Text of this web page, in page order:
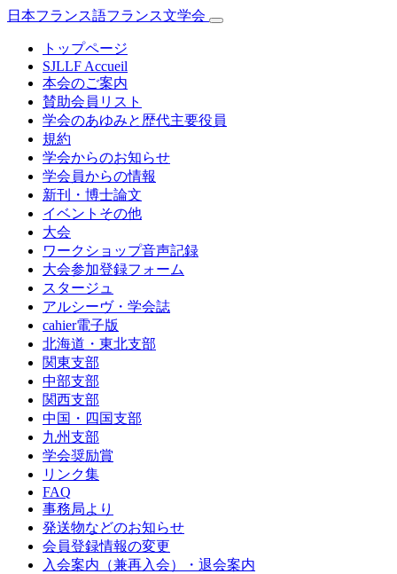
日本フランス語フランス文学会
トップページ
SJLLF Accueil
本会のご案内
賛助会員リスト
学会のあゆみと歴代主要役員
規約
学会からのお知らせ
学会員からの情報
新刊・博士論文
イベントその他
大会
ワークショップ音声記録
大会参加登録フォーム
スタージュ
アルシーヴ・学会誌
cahier電子版
北海道・東北支部
関東支部
中部支部
関西支部
中国・四国支部
九州支部
学会奨励賞
リンク集
FAQ
事務局より
発送物などのお知らせ
会員登録情報の変更
入会案内（兼再入会）・退会案内